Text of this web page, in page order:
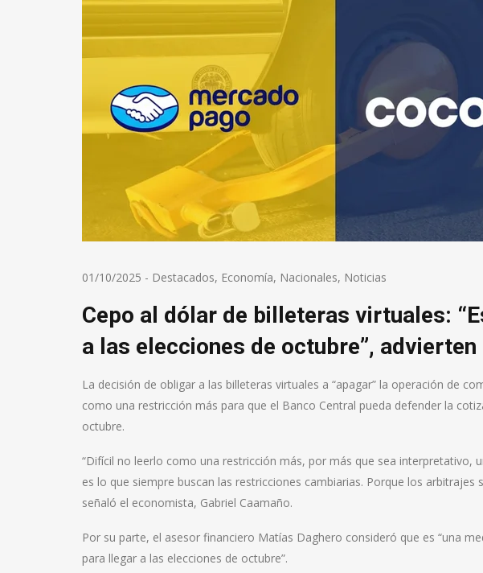
01/10/2025 - Destacados, Economía, Nacionales, Noticias
Cepo al dólar de billeteras virtuales:
a las elecciones de octubre”, advierten
La decisión de obligar a las billeteras virtuales a “apagar” la operación de
como una restricción más para que el Banco Central pueda defender la
octubre.
“Difícil no leerlo como una restricción más, por más que sea interpretativo,
es lo que siempre buscan las restricciones cambiarias. Porque los arbitrajes
señaló el economista, Gabriel Caamaño.
Por su parte, el asesor financiero Matías Daghero consideró que es “una
para llegar a las elecciones de octubre”.